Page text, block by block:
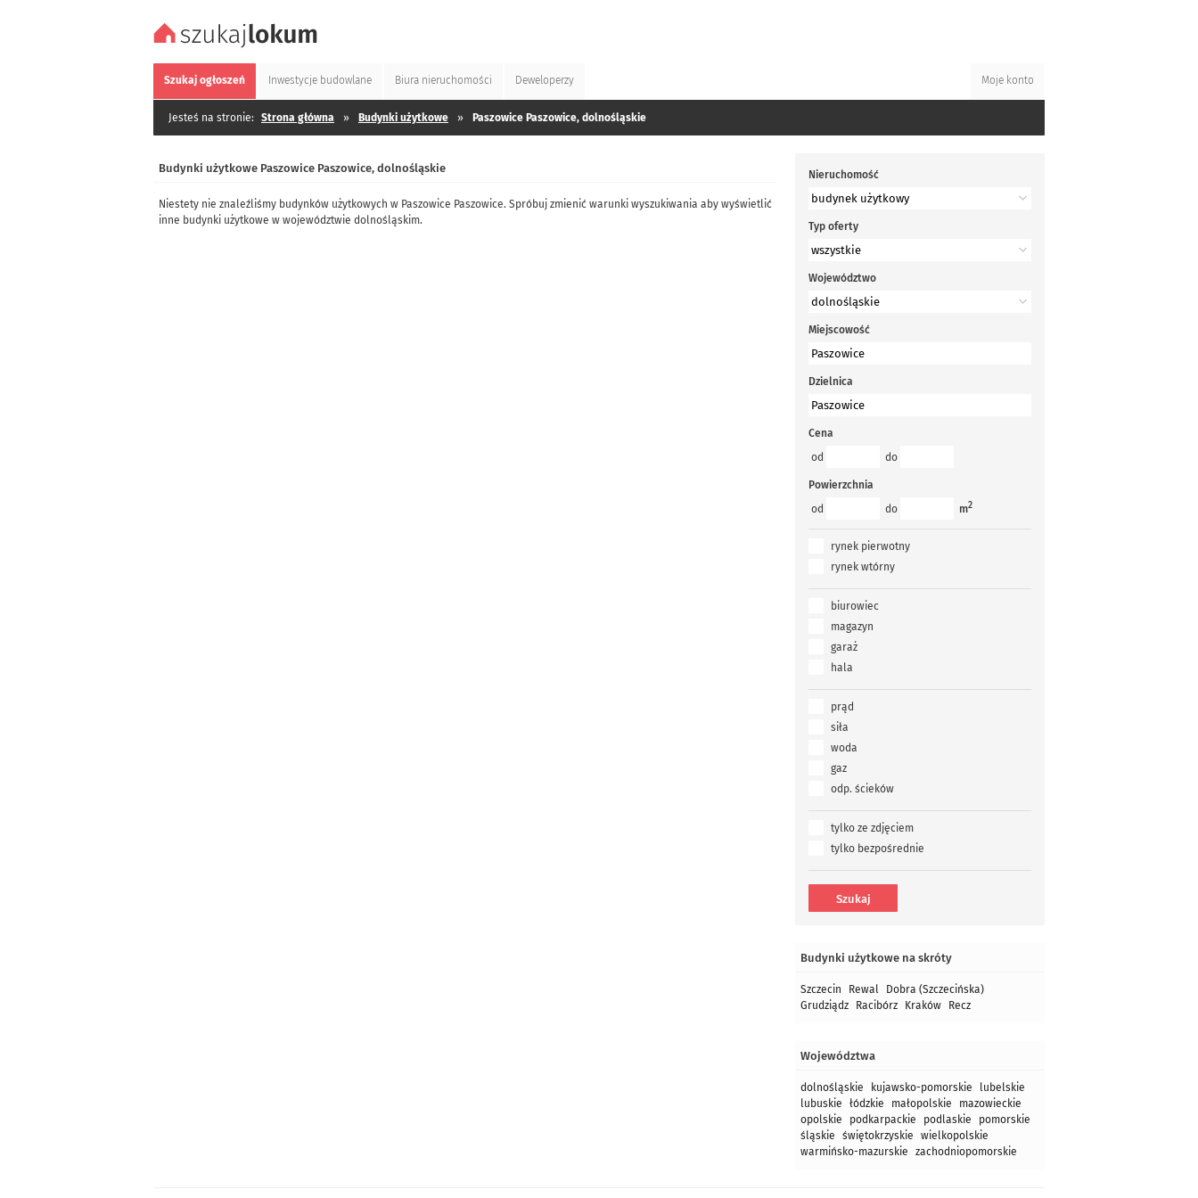
Szukaj ogłoszeń Inwestycje budowlane Biura nieruchomości Deweloperzy Moje konto
Jesteś na stronie: Strona główna » Budynki użytkowe » Paszowice Paszowice, dolnośląskie
Budynki użytkowe Paszowice Paszowice, dolnośląskie
Niestety nie znaleźliśmy budynków użytkowych w Paszowice Paszowice. Spróbuj zmienić warunki wyszukiwania aby wyświetlić
inne budynki użytkowe w województwie dolnośląskim.
Nieruchomość
Typ oferty
Województwo
Miejscowość
Dzielnica
Cena
od
do
Powierzchnia
od
do m2
rynek pierwotny
rynek wtórny
biurowiec
magazyn
garaż
hala
prąd
siła
woda
gaz
odp. ścieków
tylko ze zdjęciem
tylko bezpośrednie
Budynki użytkowe na skróty
Szczecin Rewal
Dobra (Szczecińska)
Grudziądz
Racibórz Kraków Recz
Województwa
dolnośląskie kujawsko-pomorskie
lubelskie
lubuskie
łódzkie małopolskie
mazowieckie
opolskie
podkarpackie podlaskie
pomorskie
śląskie
świętokrzyskie
wielkopolskie
warmińsko-mazurskie
zachodniopomorskie